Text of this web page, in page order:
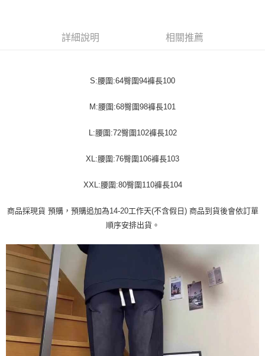
【大哥付你分期使用說明】
2.付款方式選擇「大哥付你分期」，訂單成立後會自動跳轉到大哥付的交易
流程，驗證手機門號後，選擇欲分期的期數、繳款截止日，確認付款後即完
3.實際核准額度、可分期數及費用金額請依後續交易確認頁面所載為準。
消。如遇「轉專審核」未通過狀況，表示未達大哥付你分期系統評分，恕無
1.分期款項不併入電信帳單，「大哥付你分期」於每月結算日後寄送繳費提
2.透過簡訊連結打開帳單後，可選擇「超商條碼／台灣大直營門市／銀行轉
1.本服務係由「台灣大哥大股份有限公司」（以下簡稱本公司）所提供，讓
用戶於交易時，得透過本服務購買商品或服務，並由商店將買賣／分期付款
買賣價金債權讓與本公司後，依約使用本公司帳單繳交帳款。
2.基於同意付款使用「大哥付你分期」之契約關係目的，商店將以您的個人
資料（包含姓名、電話或地址）提供予台灣大哥大進項蒐集、處理及利用，
由本公司與您本人進行分期帳單所需資料之確認、核對及更正。
3.完整用戶服務條款，請詳閱以下連結：
https://oppay.tw/userRule
AFTEE先享後付是「在收到商品之後才付款」的支付方式。 讓您購物簡單
２．便利：只要手機號碼，簡訊認證，即可結帳。
結帳頁面，進行簡訊認證並確認金額後，即可完成結帳。
２．訂單成立數日內，您將收到繳費通知簡訊。
ATM／網路銀行／等多元方式進行付款，方視為交易完成。
※ 請注意：結帳手續完成當下不需立刻繳費，但若您需要取消訂單，請聯絡
購買商品的店家。未經商家同意取消之訂單仍視為有效，需透過AFTEE先享
後付繳納相關費用。
※ 交易是否成功請以「AFTEE先享後付 」之結帳頁面顯示為準，若有關於
是否繳費成功／繳費後需取消欲退款等相關疑問，請聯繫「AFTEE先享後付
客戶支援中心」
https://netprotections.freshdesk.com/support/home
【注意事項】
１．透過由恩沛科技股份有限公司提供之「AFTEE先享後付」服務完成之交
易，需依本服務之必要範圍內提供個人資料，並將交易相關給付款項請求債
付款 後全家取貨
7-11取貨付款
每筆NT$45，滿NT$499(含以上)免運費
付款 後7-11取貨
每筆NT$45，滿NT$499(含以上)免運費
每筆NT$70，滿NT$499(含以上)免運費
詳細說明 相關推薦
S:腰圍:64臀圍94褲長100
M:腰圍:68臀圍98褲長101
L:腰圍:72臀圍102褲長102
XL:腰圍:76臀圍106褲長103
XXL:腰圍:80臀圍110褲長104
商品採現貨 預購，預購追加為14-20工作天(不含假日) 商品到貨後會依訂單
順序安排出貨。